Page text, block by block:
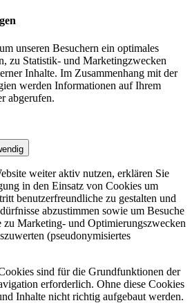
unseren Besuchern ein optimales
zu Statistik- und Marketingzwecken
Inhalte. Im Zusammenhang mit der
werden Informationen auf Ihrem
abgerufen.
weiter aktiv nutzen, erklären Sie
in den Einsatz von Cookies um
benutzerfreundliche zu gestalten und
abzustimmen sowie um Besuche
zu Marketing- und Optimierungszwecken
(pseudonymisiertes
sind für die Grundfunktionen der
erforderlich. Ohne diese Cookies
Inhalte nicht richtig aufgebaut werden.